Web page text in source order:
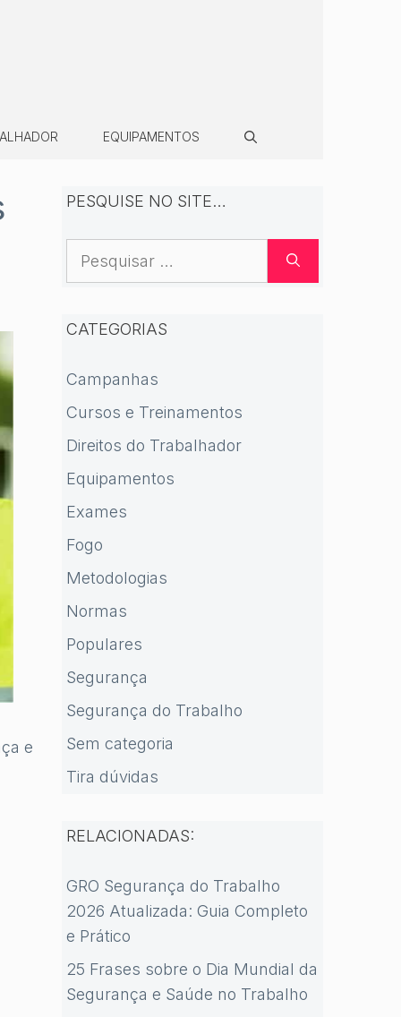
EQUIPAMENTOS
e
PESQUISE NO SITE…
CATEGORIAS
Campanhas
Cursos e Treinamentos
Direitos do Trabalhador
Equipamentos
Exames
Fogo
Metodologias
Normas
Populares
Segurança
Segurança do Trabalho
Sem categoria
Tira dúvidas
RELACIONADAS:
GRO Segurança do Trabalho
2026 Atualizada: Guia Completo
e Prático
25 Frases sobre o Dia Mundial da
Segurança e Saúde no Trabalho